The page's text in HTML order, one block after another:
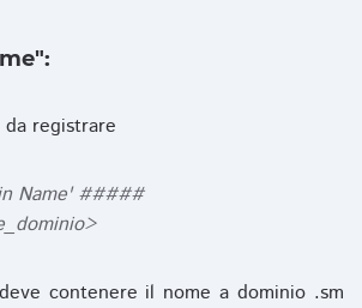
registrare
Name' #####
contenere il nome a dominio .sm